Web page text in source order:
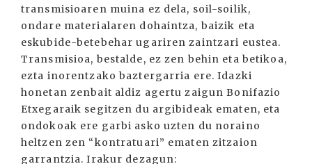
transmisioaren muina ez dela, soil-soilik,
ondare materialaren dohaintza, baizik eta
eskubide-betebehar ugariren zaintzari eustea.
Transmisioa, bestalde, ez zen behin eta betikoa,
ezta inorentzako baztergarria ere. Idazki
honetan zenbait aldiz agertu zaigun Bonifazio
Etxegaraik segitzen du argibideak ematen, eta
ondokoak ere garbi asko uzten du noraino
heltzen zen “kontratuari” ematen zitzaion
garrantzia. Irakur dezagun: